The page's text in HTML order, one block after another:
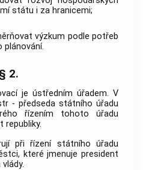
státu i za hranicemi;
výzkum podle potřeb
plánování.
§ 2.
je ústředním úřadem. V
- předseda státního úřadu
řízením tohoto úřadu
republiky.
při řízení státního úřadu
které jmenuje president